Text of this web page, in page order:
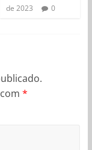
de 2023
0
*